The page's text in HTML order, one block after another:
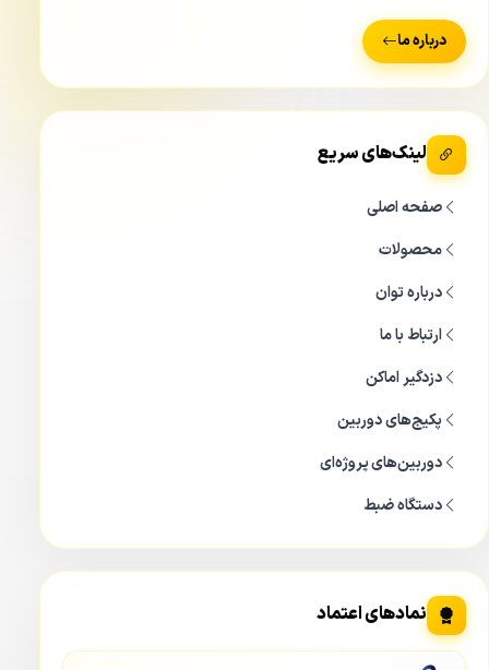
درباره ما
لینک‌های سریع
صفحه اصلی
محصولات
درباره توان
ارتباط با ما
دزدگیر اماکن
پکیج‌های دوربین
دوربین‌های پروژه‌ای
دستگاه ضبط
نمادهای اعتماد